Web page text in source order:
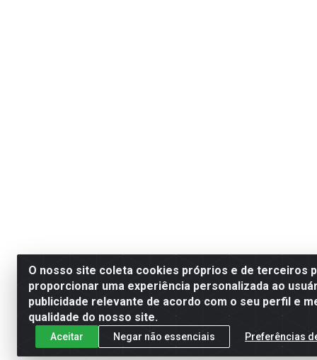
O nosso site coleta cookies próprios e de terceiros
proporcionar uma experiência personalizada ao
publicidade relevante de acordo com o seu perfil e
qualidade do nosso site.
Aceitar Negar não essenciais Preferências